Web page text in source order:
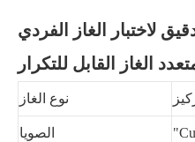
لاختبار الغاز الفردي
الغاز القابل للتكرار
نوع الغاز
الصويا